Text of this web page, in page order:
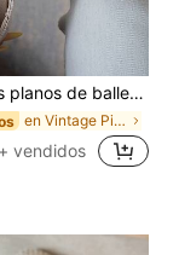
lino de verano, nuevos mocasines con lazo trenzado para mujer
en Vintage Pisos De Mujer
vendidos